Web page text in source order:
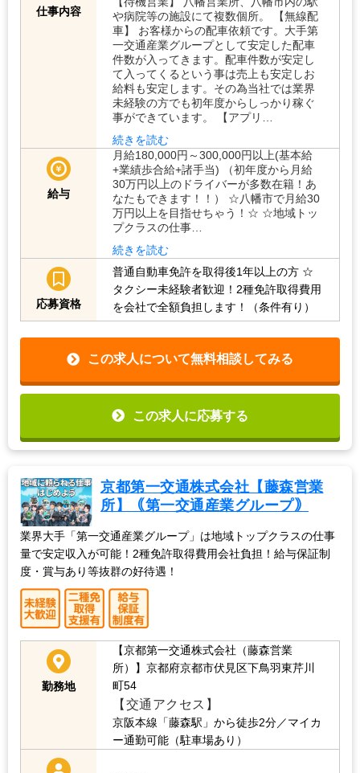
仕事内容
や病院等の施設にて複数個所。 【無線配
車】 お客様からの配車依頼です。大手第
一交通産業グループとして安定した配車
件数が入ってきます。配車件数が安定し
て入ってくるという事は売上も安定しお
給料も安定します。その為当社では業界
未経験の方でも初年度からしっかり稼ぐ
事ができています。 【アプリ…
続きを読む
給与
月給180,000円～300,000円以上(基本給
+業績歩合給+諸手当) （初年度から月給
30万円以上のドライバーが多数在籍！あ
なたもできます！！） ☆八幡市で月給30
万円以上を目指せちゃう！☆ ☆地域トッ
プクラスの仕事…
続きを読む
応募資格
普通自動車免許を取得後1年以上の方 ☆
タクシー未経験者歓迎！2種免許取得費用
を会社で全額負担します！（条件有り）
この求人について無料相談してみる
この求人に応募する
京都第一交通株式会社【藤森営業
所】｟第一交通産業グループ｠
業界大手「第一交通産業グループ」は地域トップクラスの仕事
量で安定収入が可能！2種免許取得費用会社負担！給与保証制
度・賞与あり等抜群の好待遇！
勤務地
【京都第一交通株式会社（藤森営業
所）】京都府京都市伏見区下鳥羽東芹川
町54
【交通アクセス】
京阪本線「藤森駅」から徒歩2分／マイカ
ー通勤可能（駐車場あり）